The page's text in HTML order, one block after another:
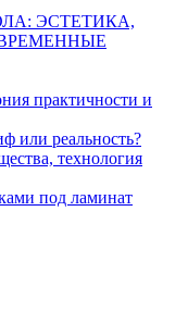
ЭСТЕТИКА,
практичности и
или реальность?
технология
под ламинат